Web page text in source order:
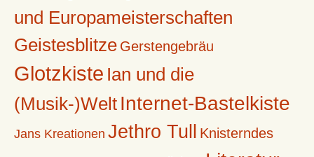
und Europameisterschaften
Geistesblitze Gerstengebräu
Glotzkiste Ian und die
(Musik-)Welt Internet-Bastelkiste
Jans Kreationen Jethro Tull Knisterndes